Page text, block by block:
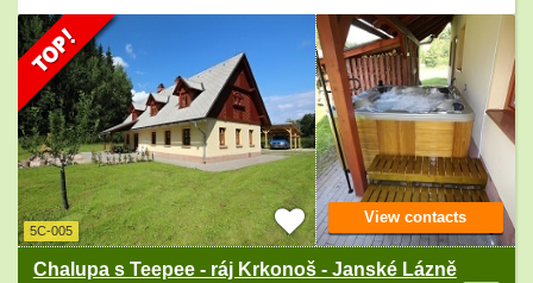
5C-005
Chalupa s Teepee - ráj Krkonoš - Janské Lázně
View contacts